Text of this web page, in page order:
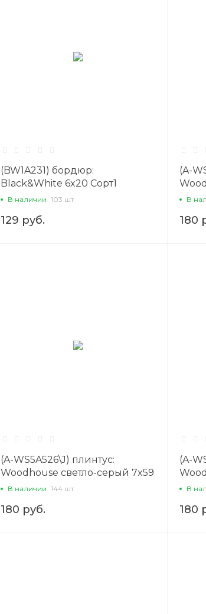
(BW1A231) бордюр:
Black&White 6x20 Сорт1
В наличии 103 шт
129 руб.
(A-
8 В
180
(A-WS5A526\J) плинтус:
Woodhouse светло-серый 7x59
8 Сорт1
В наличии 144 шт
180 руб.
(A-
7x59
В
180